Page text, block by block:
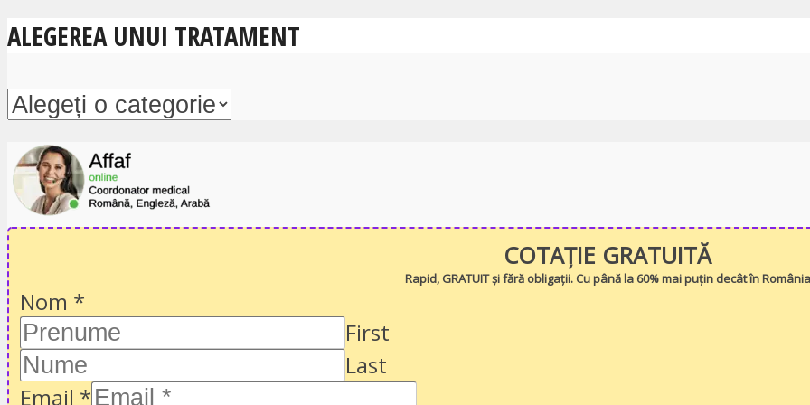
ALEGEREA UNUI TRATAMENT
COTAȚIE GRATUITĂ
Rapid, GRATUIT și fără obligații. Cu până la 60% mai puțin decât în România
Nom *
First
Last
Email *